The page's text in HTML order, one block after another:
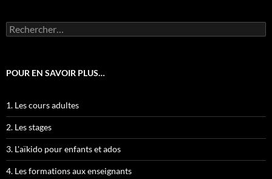
Rechercher :
POUR EN SAVOIR PLUS…
1. Les cours adultes
2. Les stages
3. L'aïkido pour enfants et ados
4. Les formations aux enseignants